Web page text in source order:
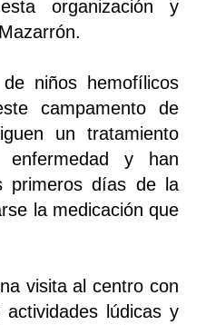
organización y
niños hemofílicos
campamento de
un tratamiento
enfermedad y han
primeros días de la
la medicación que
visita al centro con
lúdicas y